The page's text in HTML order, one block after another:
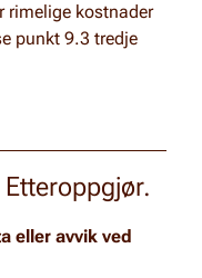
rimelige kostnader
punkt 9.3 tredje
eller avvik ved